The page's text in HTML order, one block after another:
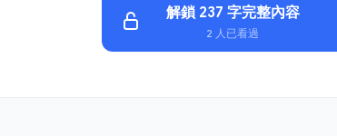
解鎖 237 字完整內容
2 人已看過